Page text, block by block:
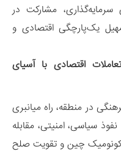
مشارکت در
یک‌پارچگی اقتصادی و
اقتصادی با آسیای
در منطقه، راه میانبری
سیاسی، امنیتی، مقابله
چین و تقویت صلح